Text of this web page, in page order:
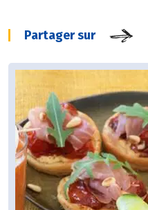
Partager sur